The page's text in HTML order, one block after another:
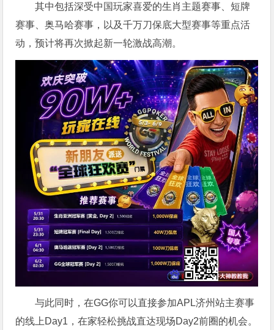
其中包括深受中国玩家喜爱的生肖主题赛事、短牌
赛事、奥马哈赛事，以及千万刀保底大型赛事等重点活
动，预计将再次掀起新一轮激战高潮。
与此同时，在GG你可以直接参加APL济州站主赛事
的线上Day1，在家轻松挑战直达现场Day2前圈的机会。